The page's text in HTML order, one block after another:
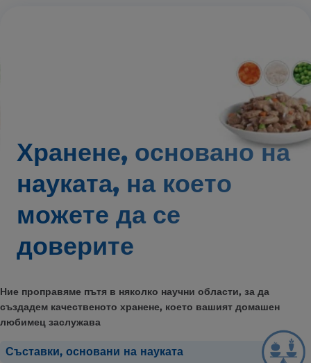
Хранене, основано на
науката, на което
можете да се
доверите
Ние проправяме пътя в няколко научни области, за да
създадем качественото хранене, което вашият домашен
любимец заслужава
Съставки, основани на науката